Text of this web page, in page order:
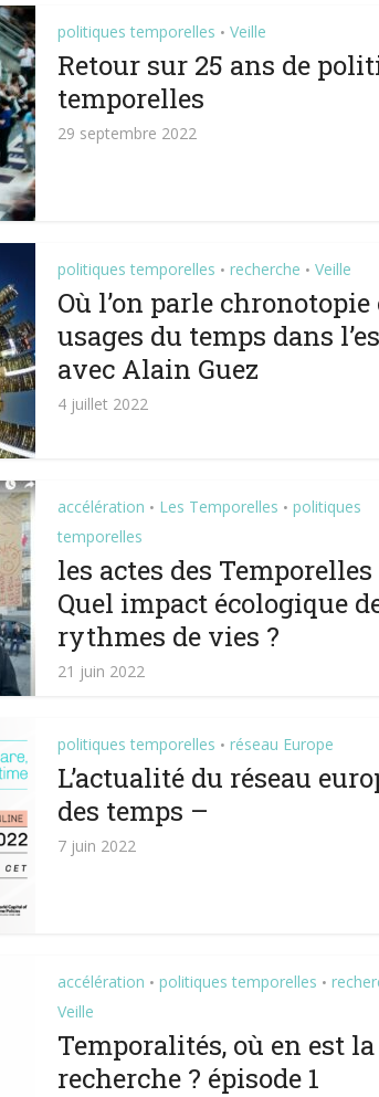
politiques temporelles • Veille
Retour sur 25 ans de
temporelles
29 septembre 2022
politiques temporelles • recherche • Veille
Où l’on parle chronotopie
usages du temps dans
avec Alain Guez
4 juillet 2022
accélération • Les Temporelles • politiques
temporelles
les actes des Temporelles
Quel impact écologique
rythmes de vies ?
21 juin 2022
politiques temporelles • réseau Europe
L’actualité du réseau
des temps –
7 juin 2022
accélération • politiques temporelles •
Veille
Temporalités, où en est la
recherche ? épisode 1